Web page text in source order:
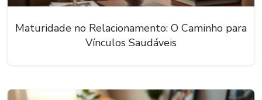
Maturidade no Relacionamento: O Caminho para
Vínculos Saudáveis